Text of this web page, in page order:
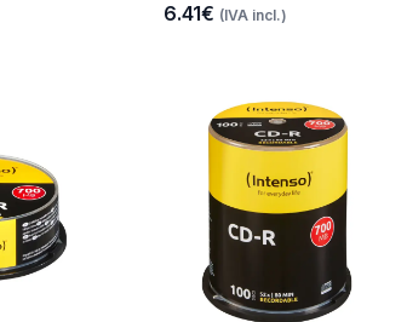
6.41€ (IVA incl.)